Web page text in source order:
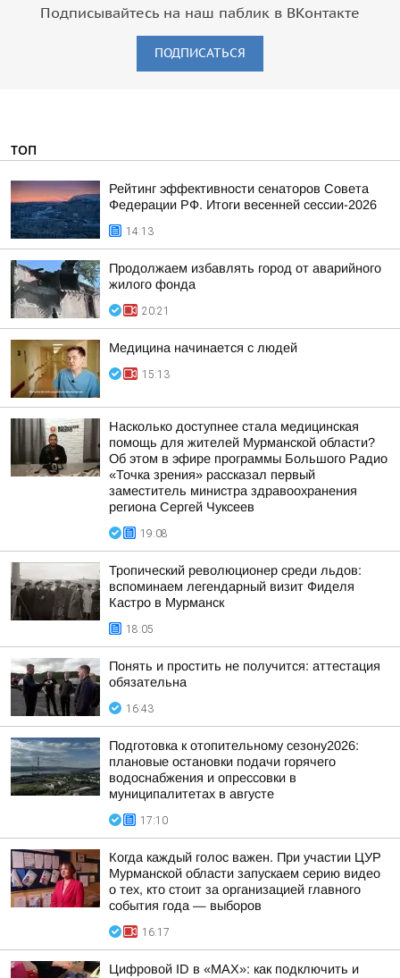
Подписывайтесь на наш паблик в ВКонтакте
ПОДПИСАТЬСЯ
ТОП
Рейтинг эффективности сенаторов Совета
Федерации РФ. Итоги весенней сессии-2026
14:13
Продолжаем избавлять город от аварийного
жилого фонда
20:21
Медицина начинается с людей
15:13
Насколько доступнее стала медицинская
помощь для жителей Мурманской области?
Об этом в эфире программы Большого Радио
«Точка зрения» рассказал первый
заместитель министра здравоохранения
региона Сергей Чуксеев
19:08
Тропический революционер среди льдов:
вспоминаем легендарный визит Фиделя
Кастро в Мурманск
18:05
Понять и простить не получится: аттестация
обязательна
16:43
Подготовка к отопительному сезону2026:
плановые остановки подачи горячего
водоснабжения и опрессовки в
муниципалитетах в августе
17:10
Когда каждый голос важен. При участии ЦУР
Мурманской области запускаем серию видео
о тех, кто стоит за организацией главного
события года — выборов
16:17
Цифровой ID в «MAX»: как подключить и